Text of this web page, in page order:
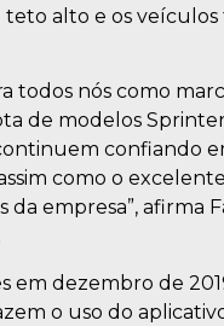
teto alto e os
nós como
de modelos
confiando
como o
empresa”, afirma
em dezembro de
o uso do